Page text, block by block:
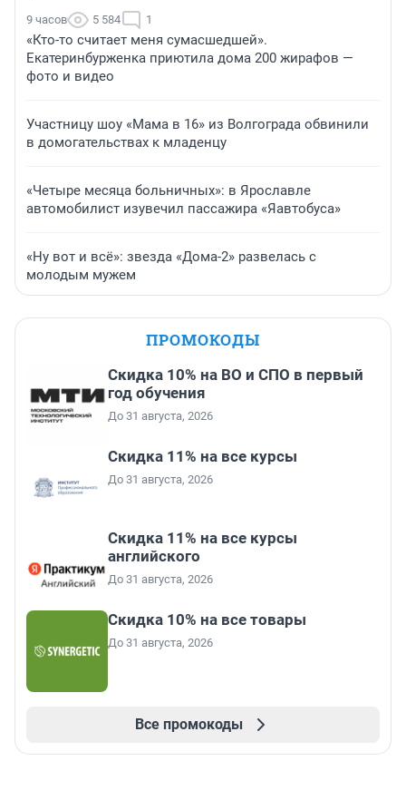
9 часов 5 584 1
«Кто-то считает меня сумасшедшей».
Екатеринбурженка приютила дома 200 жирафов —
фото и видео
Участницу шоу «Мама в 16» из Волгограда обвинили
в домогательствах к младенцу
«Четыре месяца больничных»: в Ярославле
автомобилист изувечил пассажира «Яавтобуса»
«Ну вот и всё»: звезда «Дома-2» развелась с
молодым мужем
ПРОМОКОДЫ
Скидка 10% на ВО и СПО в первый
год обучения
До 31 августа, 2026
Скидка 11% на все курсы
До 31 августа, 2026
Скидка 11% на все курсы
английского
До 31 августа, 2026
Скидка 10% на все товары
До 31 августа, 2026
Все промокоды